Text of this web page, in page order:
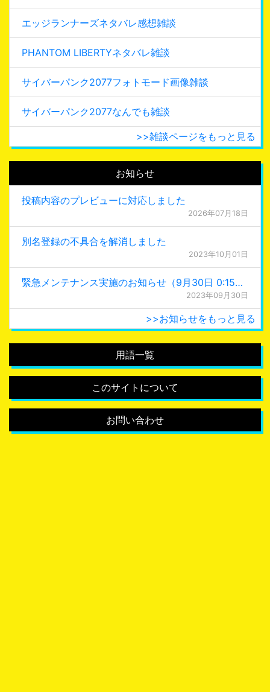
エッジランナーズネタバレ感想雑談
PHANTOM LIBERTYネタバレ雑談
サイバーパンク2077フォトモード画像雑談
サイバーパンク2077なんでも雑談
>>雑談ページをもっと見る
お知らせ
投稿内容のプレビューに対応しました
2026年07月18日
別名登録の不具合を解消しました
2023年10月01日
緊急メンテナンス実施のお知らせ（9月30日 0:15更新）
2023年09月30日
>>お知らせをもっと見る
用語一覧
このサイトについて
お問い合わせ